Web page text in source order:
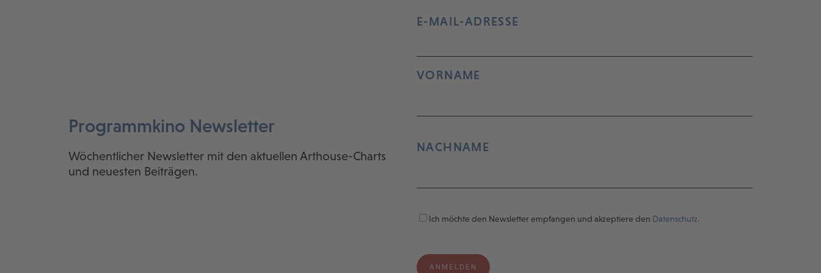
Programmkino Newsletter
Wöchentlicher Newsletter mit den aktuellen Arthouse-Charts
und neuesten Beiträgen.
E-MAIL-ADRESSE
VORNAME
NACHNAME
Ich möchte den Newsletter empfangen und akzeptiere den Datenschutz.